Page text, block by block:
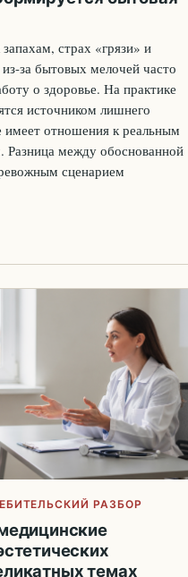
страх «грязи» и
за бытовых мелочей часто
о здоровье. На практике
источником лишнего
имеет отношения к реальным
Разница между обоснованной
сценарием
РАЗБОР
темах